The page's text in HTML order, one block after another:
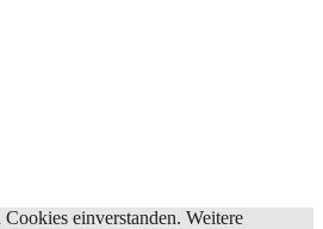
einverstanden. Weitere